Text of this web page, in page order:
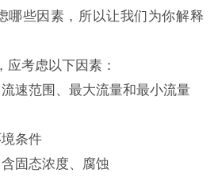
哪些因素，所以让我们为你解释
应考虑以下因素：
速范围、最大流量和最小流量
条件
固态浓度、腐蚀